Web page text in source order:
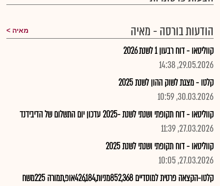
הודעות בורסה - מאיה
מאיה
קווליטאו - דוח רבעון 1 לשנת 2026
29.05.2026, 14:38
קלטו - מצגת לשוק ההון לשנת 2025
30.03.2026, 10:59
קווליטאו - דוח תקופתי ושנתי לשנת -2025 עדכון יום התשלום של הדיבידנד
27.03.2026, 11:39
קווליטאו - דוח תקופתי ושנתי לשנת 2025
27.03.2026, 10:05
קלטו-הקצאה פרטית למוסדיים 852,368מניות,426,184אופ,תמורה 225משח